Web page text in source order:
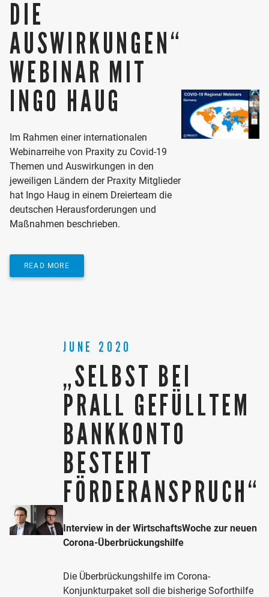
DIE
AUSWIRKUNGEN“
WEBINAR MIT
INGO HAUG
Im Rahmen einer internationalen
Webinarreihe von Praxity zu Covid-19
Themen und Auswirkungen in den
jeweiligen Ländern der Praxity Mitglieder
hat Ingo Haug in einem Dreierteam die
deutschen Herausforderungen und
Maßnahmen beschrieben.
READ MORE
JUNE 2020
„SELBST BEI
PRALL GEFÜLLTEM
BANKKONTO
BESTEHT
FÖRDERANSPRUCH“
Interview in der WirtschaftsWoche zur neuen
Corona-Überbrückungshilfe
Die Überbrückungshilfe im Corona-
Konjunkturpaket soll die bisherige Soforthilfe